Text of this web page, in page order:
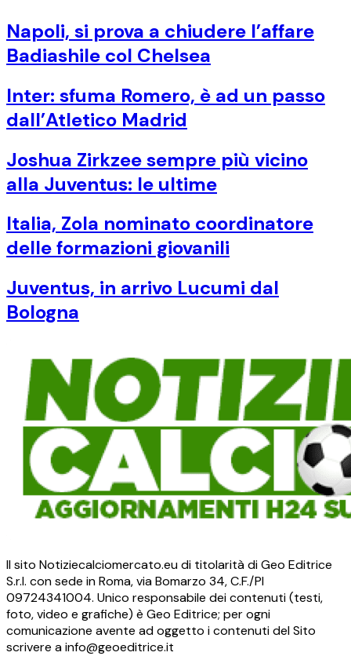
Napoli, si prova a chiudere l’affare
Badiashile col Chelsea
Inter: sfuma Romero, è ad un passo
dall’Atletico Madrid
Joshua Zirkzee sempre più vicino
alla Juventus: le ultime
Italia, Zola nominato coordinatore
delle formazioni giovanili
Juventus, in arrivo Lucumi dal
Bologna
Il sito Notiziecalciomercato.eu di titolarità di Geo Editrice
S.r.l. con sede in Roma, via Bomarzo 34, C.F./PI
09724341004. Unico responsabile dei contenuti (testi,
foto, video e grafiche) è Geo Editrice; per ogni
comunicazione avente ad oggetto i contenuti del Sito
scrivere a info@geoeditrice.it